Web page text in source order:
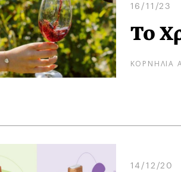
16/11/23
Το
ΚΟΡΝΗΛΙΑ
14/12/20